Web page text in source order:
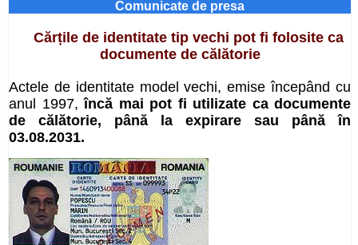
Comunicate de presa
Cărțile de identitate tip vechi pot fi folosite ca
documente de călătorie
Actele de identitate model vechi, emise începând cu
anul 1997,încă mai pot fi utilizate ca documente
de călătorie, până la expirare sau până în
03.08.2031.